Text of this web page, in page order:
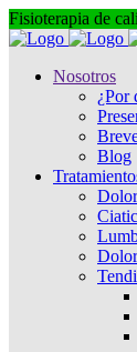
Fisioterapia de
Nosotros
¿Por
Blog